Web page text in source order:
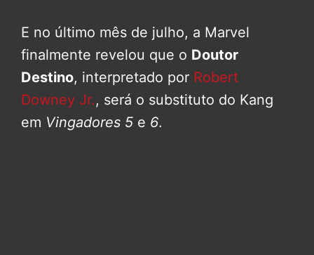
E no último mês de julho, a Marvel
finalmente revelou que o Doutor
Destino, interpretado por Robert
Downey Jr., será o substituto do Kang
em Vingadores 5 e 6.